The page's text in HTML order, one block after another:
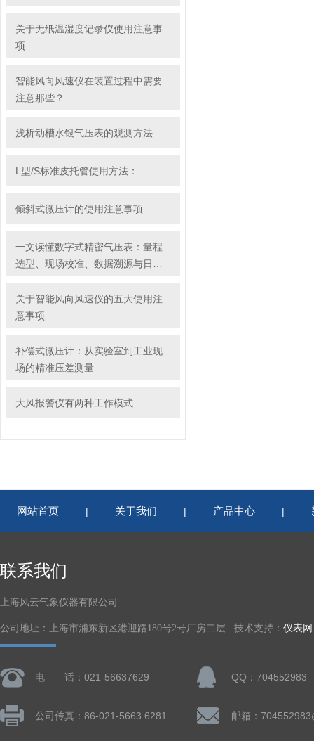
关于无纸温湿度记录仪使用注意事
项
智能风向风速仪在装置过程中需要
注意那些？
浅析动槽水银气压表的观测方法
L型/S标准皮托管使用方法：
倾斜式微压计的使用注意事项
一文读懂数字式精密气压表：量程
选型、现场校准、数据溯源与日常
关于智能风向风速仪的五大使用注
意事项
补偿式微压计：从实验室到工业现
场的精准压差测量
大风报警仪有两种工作模式
网站首页 | 关于我们 | 产品中心 |
联系我们
上海风云气象仪器有限公司
公司地址：上海市浦东新区港迎路180号2号厂房二层 技术支持： 仪表网
电 话：021-56637629 QQ：704552983
公司传真：86-021-5663 6281 邮箱：